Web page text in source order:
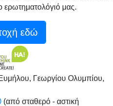
μας.
εδώ
Γεωργίου Ολυμπίου,
(από σταθερό - αστική